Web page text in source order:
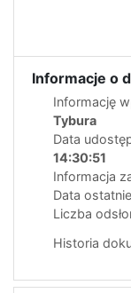
Informacje o
Informację
Tybura
Data
14:30:51
Informacja
Data
Liczba
Historia